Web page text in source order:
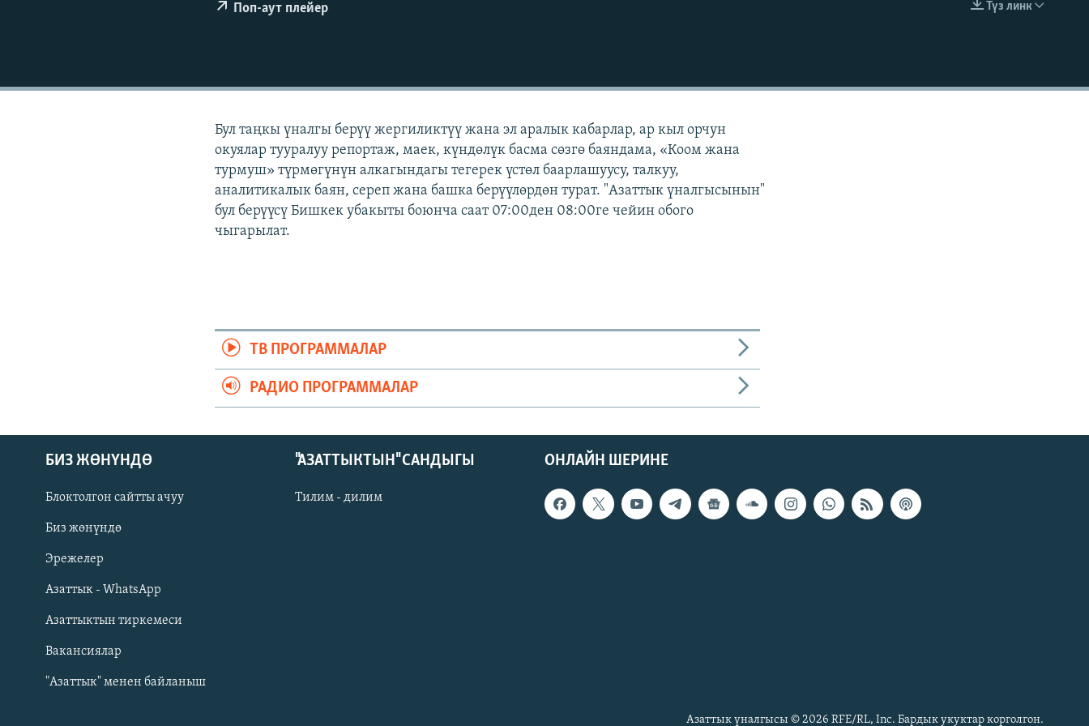
Русский
ОНЛАЙН ШЕРИНЕ
EMBED
Түз линк
Поп-аут плейер
Бул таңкы үналгы берүү жергиликтүү жана эл аралык кабарлар, ар кыл орчун
окуялар тууралуу репортаж, маек, күндөлүк басма сөзгө баяндама, «Коом жана
турмуш» түрмөгүнүн алкагындагы тегерек үстөл баарлашуусу, талкуу,
аналитикалык баян, сереп жана башка берүүлөрдөн турат. "Азаттык үналгысынын"
бул берүүсү Бишкек убакыты боюнча саат 07:00ден 08:00ге чейин обого
чыгарылат.
ТВ ПРОГРАММАЛАР
РАДИО ПРОГРАММАЛАР
ОНЛАЙН ШЕРИНЕ
БИЗ ЖӨНҮНДӨ
Блоктолгон сайтты ачуу
Биз жөнүндө
Эрежелер
Азаттык - WhatsApp
Азаттыктын тиркемеси
Вакансиялар
"Азаттык" менен байланыш
"АЗАТТЫКТЫН" САНДЫГЫ
Тилим - дилим
Азаттык үналгысы © 2026 RFE/RL, Inc. Бардык укуктар корголгон.